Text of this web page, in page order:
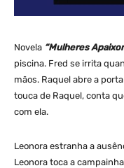
Novela “Mulheres
piscina. Fred se irrita
mãos. Raquel abre a
touca de Raquel, conta
com ela.
Leonora estranha a
Leonora toca a